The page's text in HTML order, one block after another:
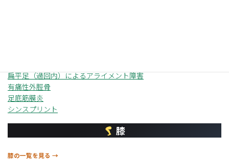
扁平足（過回内）によるアライメント障害
有痛性外脛骨
足底筋膜炎
シンスプリント
膝
膝の一覧を見る →